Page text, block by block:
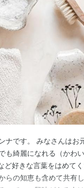
ナです。 みなさんはお
も綺麗になれる（かわ
ど好きな言葉をはめて
らの知恵も含めて共有